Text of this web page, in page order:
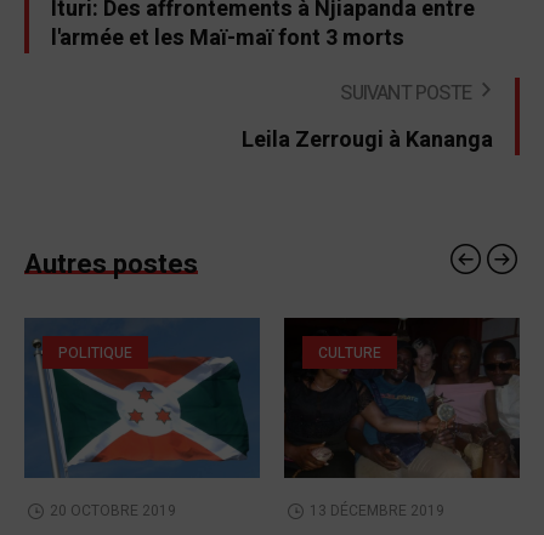
Ituri: Des affrontements à Njiapanda entre
l'armée et les Maï-maï font 3 morts
SUIVANT POSTE
Leila Zerrougi à Kananga
Autres postes
POLITIQUE
20 OCTOBRE 2019
CULTURE
13 DÉCEMBRE 2019